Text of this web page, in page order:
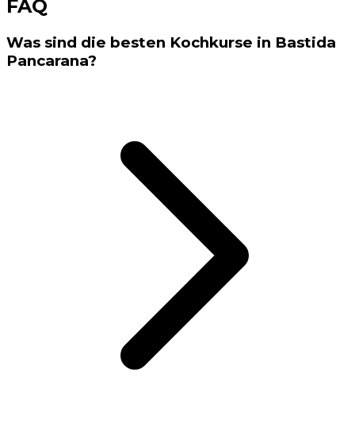
FAQ
Was sind die besten Kochkurse in Bastida
Pancarana?